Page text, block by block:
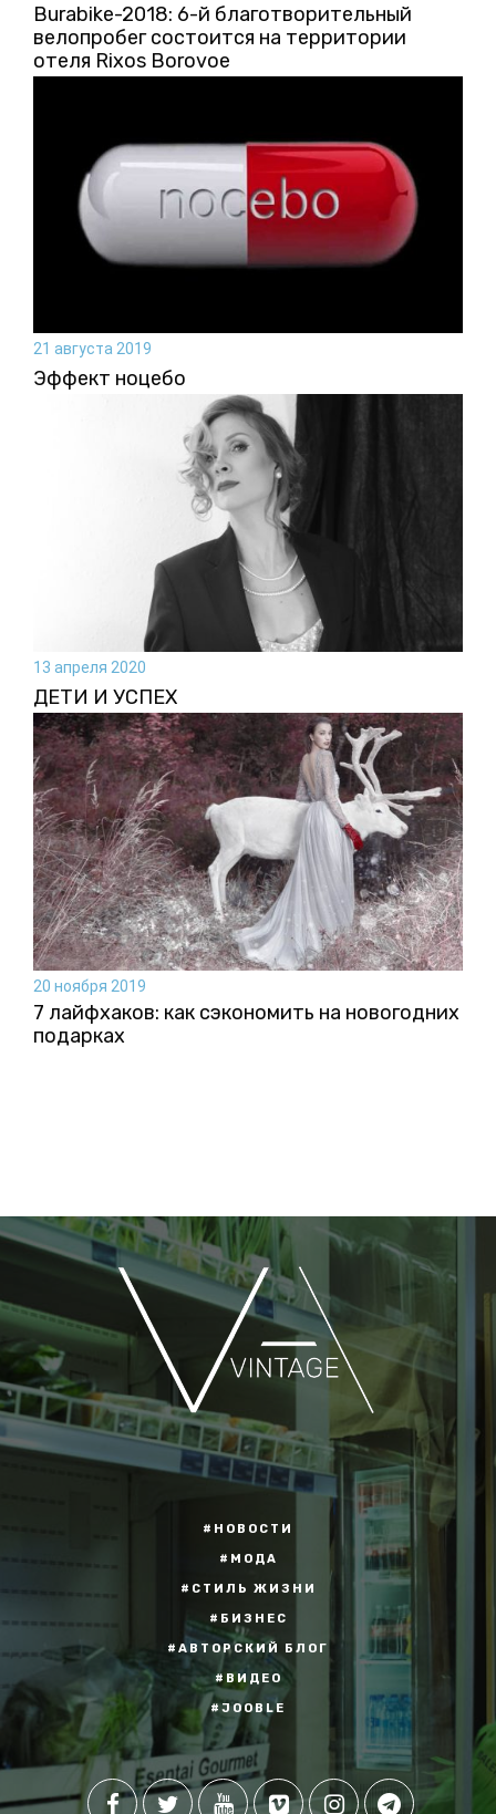
Burabike-2018: 6-й благотворительный
велопробег состоится на территории
отеля Rixos Borovoe
21 августа 2019
Эффект ноцебо
13 апреля 2020
ДЕТИ И УСПЕХ
20 ноября 2019
7 лайфхаков: как сэкономить на новогодних
подарках
#НОВОСТИ
#МОДА
#СТИЛЬ ЖИЗНИ
#БИЗНЕС
#АВТОРСКИЙ БЛОГ
#ВИДЕО
#JOOBLE